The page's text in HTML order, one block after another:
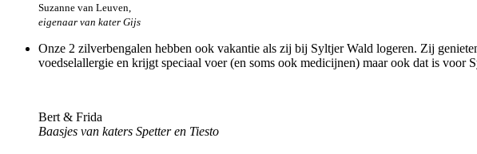
Suzanne van Leuven,
eigenaar van kater Gijs
Onze 2 zilverbengalen hebben ook vakantie als zij bij Syltjer Wald logeren. Zij
voedselallergie en krijgt speciaal voer (en soms ook medicijnen) maar ook dat is voor
Bert & Frida
Baasjes van katers Spetter en Tiesto